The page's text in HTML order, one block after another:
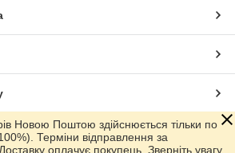
Prom.ua
Новою Поштою здійснюється тільки по
Терміни відправлення за
оплачує покупець. Зверніть увагу,